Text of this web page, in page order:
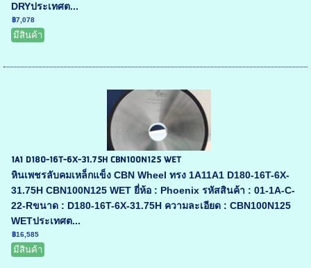
DRYประเทศต...
฿7,078
มีสินค้า
1A1 D180-16T-6X-31.75H CBN100N125 WET
หินเพชรลับคมเหล็กแข็ง CBN Wheel ทรง 1A11A1 D180-16T-6X-
31.75H CBN100N125 WET ยี่ห้อ : Phoenix รหัสสินค้า : 01-1A-C-
22-Rขนาด : D180-16T-6X-31.75H ความละเอียด : CBN100N125
WETประเทศต...
฿16,585
มีสินค้า